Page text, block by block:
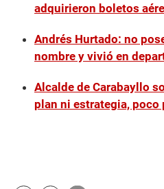
adquirieron boletos
Andrés Hurtado: no
nombre y vivió en
Alcalde de Carabayllo
plan ni estrategia, poco